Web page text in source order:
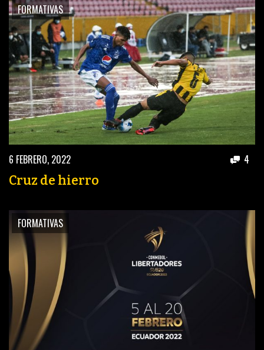
FORMATIVAS
6 FEBRERO, 2022 4
Cruz de hierro
FORMATIVAS